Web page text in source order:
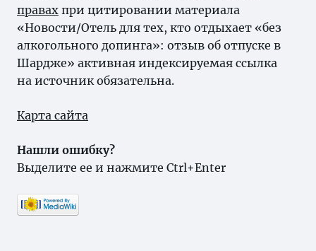
правах при цитировании материала
«Новости/Отель для тех, кто отдыхает «без
алкогольного допинга»: отзыв об отпуске в
Шардже» активная индексируемая ссылка
на источник обязательна.
Карта сайта
Нашли ошибку?
Выделите ее и нажмите Ctrl+Enter